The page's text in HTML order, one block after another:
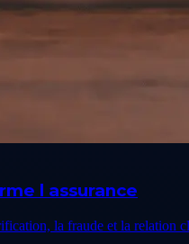
l assurance
la fraude et la relation